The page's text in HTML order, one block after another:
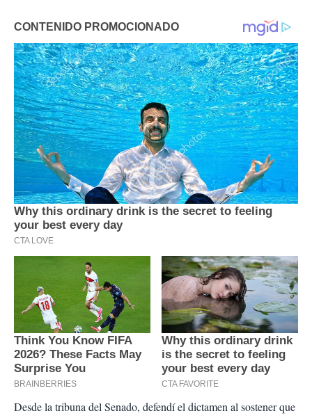
Desde la tribuna del Senado, defendí el dictamen al sostener que